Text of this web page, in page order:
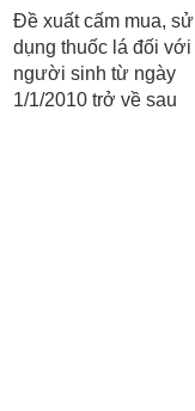
Đề xuất cấm mua, sử
dụng thuốc lá đối với
người sinh từ ngày
1/1/2010 trở về sau